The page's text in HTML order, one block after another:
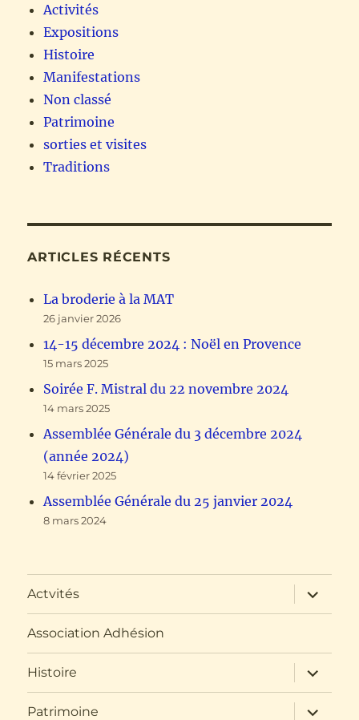
Activités
Expositions
Histoire
Manifestations
Non classé
Patrimoine
sorties et visites
Traditions
ARTICLES RÉCENTS
La broderie à la MAT
26 janvier 2026
14-15 décembre 2024 : Noël en Provence
15 mars 2025
Soirée F. Mistral du 22 novembre 2024
14 mars 2025
Assemblée Générale du 3 décembre 2024
(année 2024)
14 février 2025
Assemblée Générale du 25 janvier 2024
8 mars 2024
Actvités
ouvrir
le
sous-
Association Adhésion
Histoire
ouvrir
le
sous-
menu
Patrimoine
ouvrir